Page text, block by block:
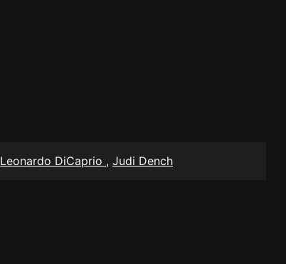
Leonardo DiCaprio , Judi Dench